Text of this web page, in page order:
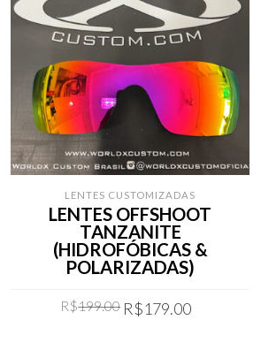
LENTES CUSTOMIZADAS
LENTES OFFSHOOT
TANZANITE
(HIDROFÓBICAS &
POLARIZADAS)
R$199.00 Original
R$179.00